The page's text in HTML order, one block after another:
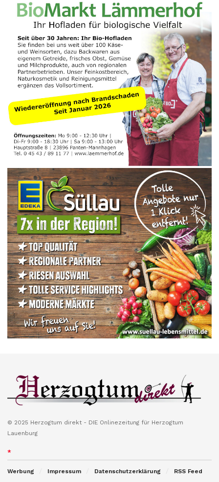
© 2025 Herzogtum direkt - DIE Onlinezeitung für Herzogtum
Lauenburg
*
Werbung Impressum Datenschutzerklärung RSS Feed